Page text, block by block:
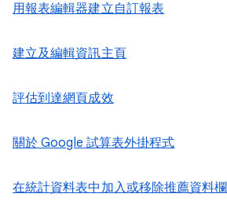
用報表編輯器建立自訂報表
建立及編輯資訊主頁
評估到達網頁成效
關於 Google 試算表外掛程式
在統計資料表中加入或移除推薦資料欄